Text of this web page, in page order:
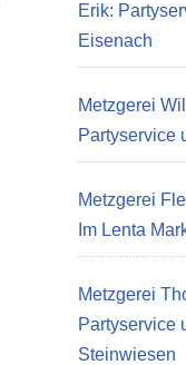
Erik:
Eisenach
Metzgerei
Partyservice
Metzgerei
Im Lenta
Metzgerei
Partyservice
Steinwiesen